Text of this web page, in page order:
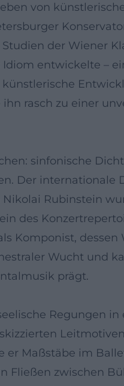
von
der Wiener
entwickelte –
rasch zu einer
sinfonische
Der internationale
Rubinstein
des
Komponist,
Wucht und
prägt.
Regungen
Maßstäbe im
Fließen zwischen